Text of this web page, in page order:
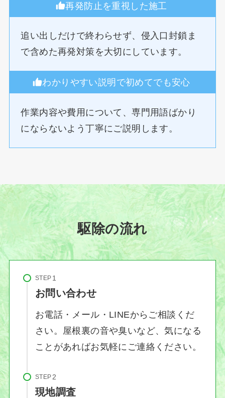
再発防止を重視した施工
追い出しだけで終わらせず、侵入口封鎖ま
で含めた再発対策を大切にしています。
わかりやすい説明で初めてでも安心
作業内容や費用について、専門用語ばかり
にならないよう丁寧にご説明します。
駆除の流れ
STEP
お問い合わせ
お電話・メール・LINEからご相談くだ
さい。屋根裏の音や臭いなど、気になる
ことがあればお気軽にご連絡ください。
STEP
現地調査